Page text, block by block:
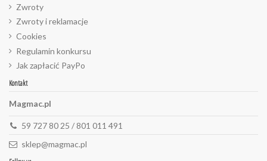
Zwroty
Zwroty i reklamacje
Cookies
Regulamin konkursu
Jak zapłacić PayPo
Kontakt
Magmac.pl
59 727 80 25 / 801 011 491
sklep@magmac.pl